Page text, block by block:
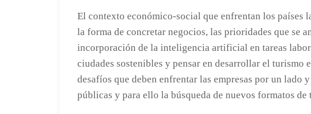
El contexto económico-social que enfrentan los países
la forma de concretar negocios, las prioridades que se
incorporación de la inteligencia artificial en tareas
ciudades sostenibles y pensar en desarrollar el turismo
desafíos que deben enfrentar las empresas por un
públicas y para ello la búsqueda de nuevos formatos